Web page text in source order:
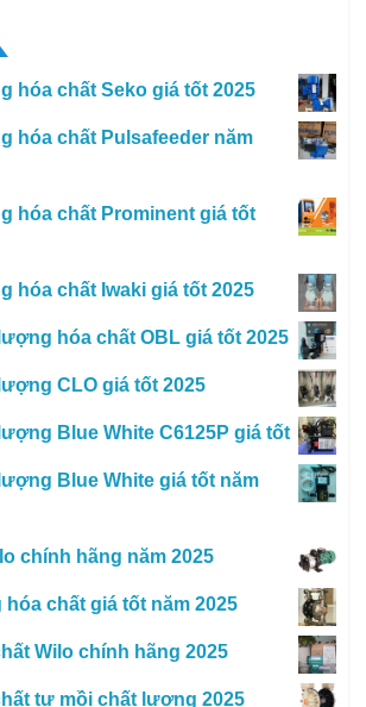
hóa chất Seko giá tốt 2025
hóa chất Pulsafeeder năm
hóa chất Prominent giá tốt
hóa chất Iwaki giá tốt 2025
hóa chất OBL giá tốt 2025
CLO giá tốt 2025
Blue White C6125P giá tốt
Blue White giá tốt năm
chính hãng năm 2025
hóa chất giá tốt năm 2025
Wilo chính hãng 2025
tự mồi chất lượng 2025